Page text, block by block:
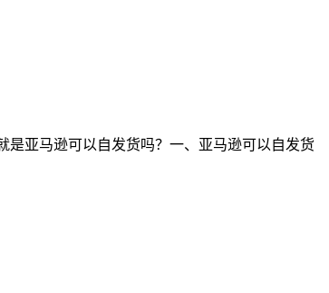
亚马逊可以自发货吗？一、亚马逊可以自发货